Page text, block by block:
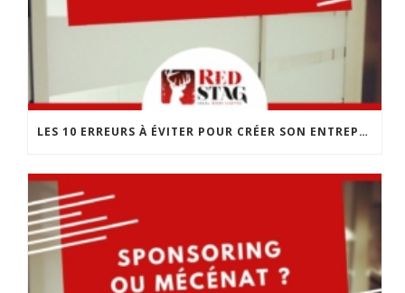
LES 10 ERREURS À ÉVITER POUR CRÉER SON ENTREPRISE